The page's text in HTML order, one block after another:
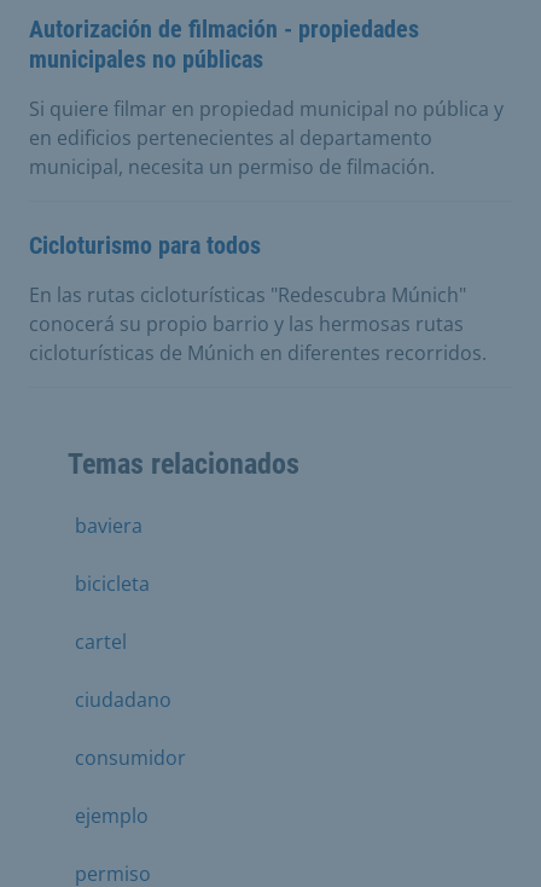
Autorización de filmación - propiedades
municipales no públicas
Si quiere filmar en propiedad municipal no pública y
en edificios pertenecientes al departamento
municipal, necesita un permiso de filmación.
Cicloturismo para todos
En las rutas cicloturísticas "Redescubra Múnich"
conocerá su propio barrio y las hermosas rutas
cicloturísticas de Múnich en diferentes recorridos.
Temas relacionados
baviera
bicicleta
cartel
ciudadano
consumidor
ejemplo
permiso